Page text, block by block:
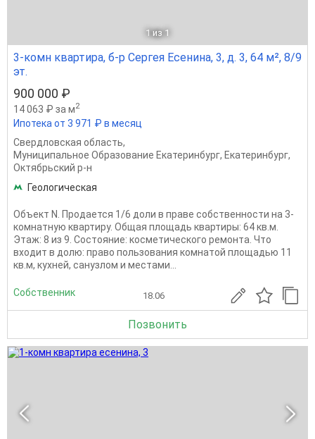
1 из 1
3-комн квартира, б-р Сергея Есенина, 3, д. 3, 64 м², 8/9
эт.
900 000 ₽
14 063 ₽ за м2
Ипотека от 3 971 ₽ в месяц
Свердловская область,
Муниципальное Образование Екатеринбург, Екатеринбург,
Октябрьский р-н
Геологическая
Объект N. Продается 1/6 доли в праве собственности на 3-
комнатную квартиру. Общая площадь квартиры: 64 кв.м.
Этаж: 8 из 9. Состояние: косметического ремонта. Что
входит в долю: право пользования комнатой площадью 11
кв.м, кухней, санузлом и местами...
Собственник 18.06
Позвонить